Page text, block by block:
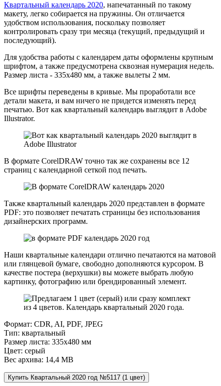
Квартальный календарь 2020, напечатанный по такому
макету, легко собирается на пружины. Он отличается
удобством использования, поскольку позволяет
контролировать сразу три месяца (текущий, предыдущий и
последующий).
Для удобства работы с календарем даты оформлены крупным
шрифтом, а также предусмотрена сквозная нумерация недель.
Размер листа - 335х480 мм, а также вылеты 2 мм.
Все шрифты переведены в кривые. Мы проработали все
детали макета, и вам ничего не придется изменять перед
печатью. Вот как квартальный календарь выглядит в Adobe
Illustrator.
В формате CorelDRAW точно так же сохранены все 12
страниц с календарной сеткой под печать.
Также квартальный календарь 2020 представлен в формате
PDF: это позволяет печатать страницы без использования
дизайнерских программ.
Наши квартальные календари отлично печатаются на матовой
или глянцевой бумаге, свободно дополняются курсором. В
качестве постера (верхушки) вы можете выбрать любую
картинку, фотографию или брендированный элемент.
Формат: CDR, AI, PDF, JPEG
Тип: квартальный
Размер листа: 335х480 мм
Цвет: серый
Вес архива: 14,4 МВ